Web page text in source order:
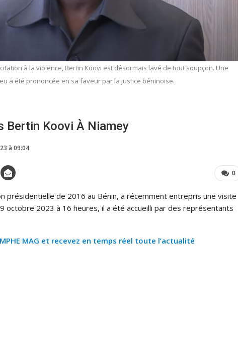
à la violence, Bertin Koovi est désormais lavé de tout soupçon. Une
a été prononcée en sa faveur par la justice béninoise.
Bertin Koovi À Niamey
à 09:04
0
présidentielle de 2016 au Bénin, a récemment entrepris une visite
octobre 2023 à 16 heures, il a été accueilli par des représentants
MAG et recevez en temps réel toute l’actualité